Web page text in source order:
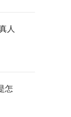
人
怎